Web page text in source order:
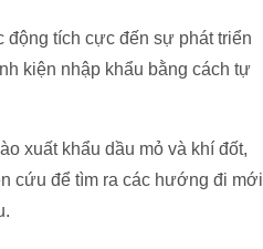
động tích cực đến sự phát triển
kiện nhập khẩu bằng cách tự
xuất khẩu dầu mỏ và khí đốt,
cứu để tìm ra các hướng đi mới